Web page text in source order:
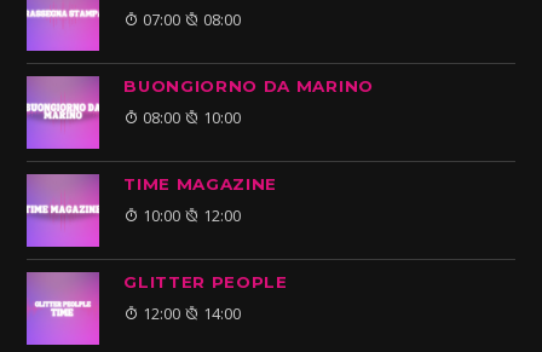
07:00 08:00
BUONGIORNO DA MARINO
08:00 10:00
TIME MAGAZINE
10:00 12:00
GLITTER PEOPLE
12:00 14:00